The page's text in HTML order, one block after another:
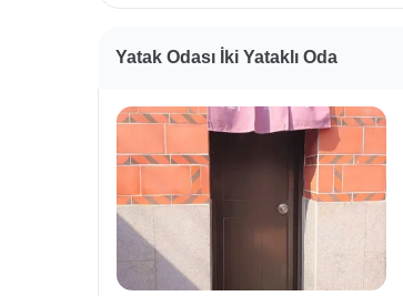
Yatak Odası İki Yataklı Oda